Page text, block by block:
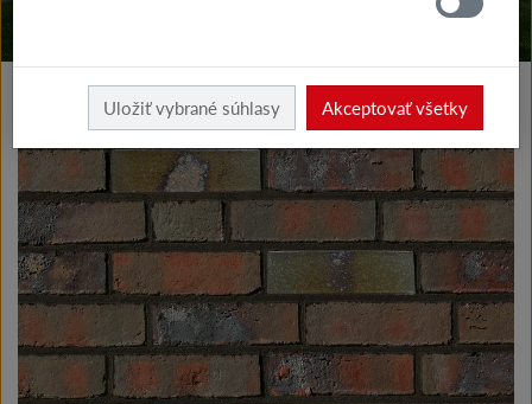
Uložiť vybrané súhlasy Akceptovať všetky